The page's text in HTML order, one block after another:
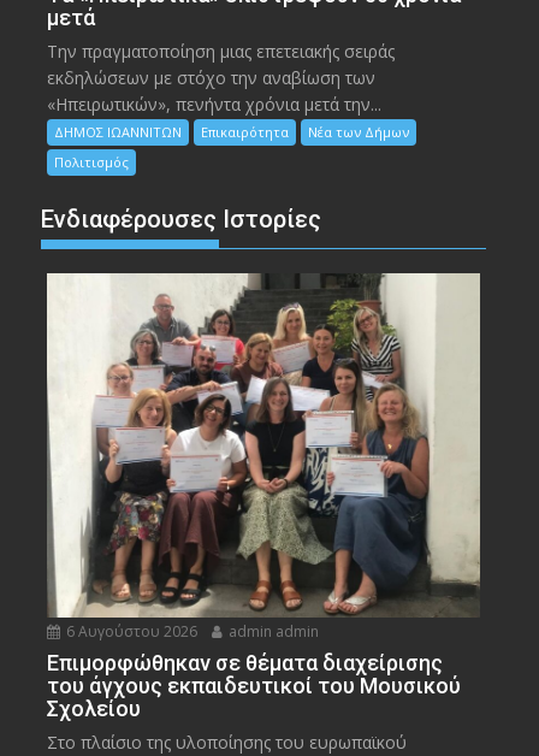
μετά
Την πραγματοποίηση μιας επετειακής σειράς
εκδηλώσεων με στόχο την αναβίωση των
«Ηπειρωτικών», πενήντα χρόνια μετά την...
ΔΗΜΟΣ ΙΩΑΝΝΙΤΩΝ Επικαιρότητα
Νέα των Δήμων
Πολιτισμός
Ενδιαφέρουσες Ιστορίες
6 Αυγούστου 2026 admin admin
Eπιμορφώθηκαν σε θέματα διαχείρισης
του άγχους εκπαιδευτικοί του Μουσικού
Σχολείου
Στο πλαίσιο της υλοποίησης του ευρωπαϊκού